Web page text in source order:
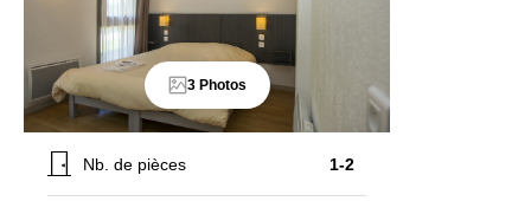
en
pension
complète
(sauf
3 Photos
Nb. de pièces 1-2
acceptez
de
recevoir
newsletter